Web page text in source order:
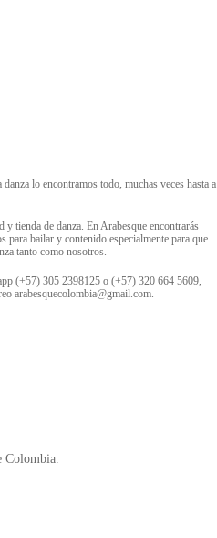
lo encontramos todo, muchas veces hasta a
y tienda de danza. En Arabesque encontrarás
para bailar y contenido especialmente para que
tanto como nosotros.
(+57) 305 2398125 o (+57) 320 664 5609,
arabesquecolombia@gmail.com.
Colombia.